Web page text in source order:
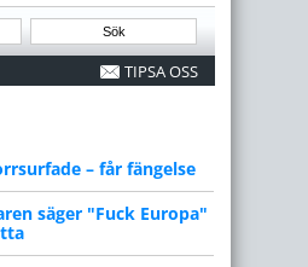
TIPSA OSS
– får fängelse
säger "Fuck Europa"